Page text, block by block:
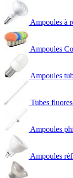
Ampoules à
Ampoules
Ampoules
Tubes
Ampoules
Ampoules